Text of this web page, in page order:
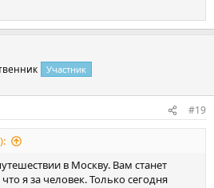
Участник
#19
в Москву. Вам станет
я за человек. Только сегодня